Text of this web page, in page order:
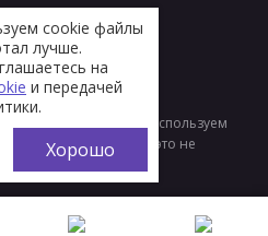
Тренд
Мы используем
сайта. Если вас это не
cookie файлы
лучше.
на
и передачей
Хорошо